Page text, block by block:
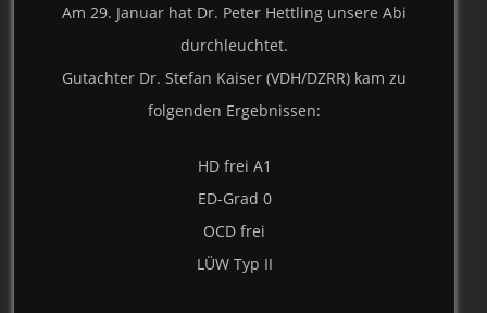
Am 29. Januar hat Dr. Peter Hettling unsere Abi
durchleuchtet.
Gutachter Dr. Stefan Kaiser (VDH/DZRR) kam zu
folgenden Ergebnissen:
HD frei A1
ED-Grad 0
OCD frei
LÜW Typ II